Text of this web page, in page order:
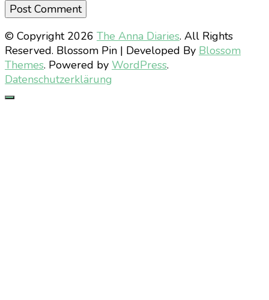
© Copyright 2026 The Anna Diaries. All Rights
Reserved. Blossom Pin | Developed By Blossom
Themes. Powered by WordPress.
Datenschutzerklärung